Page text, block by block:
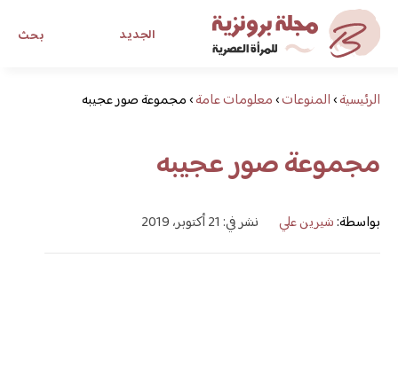
بحث الجديد
مجلة برونزية للفتاة العصرية
ابحث عن أي موضوع يهمك
الرئيسية›المنوعات›معلومات عامة›مجموعة صور عجيبه
مجموعة صور عجيبه
بواسطة:شيرين علي نشر في: 21 أكتوبر، 2019